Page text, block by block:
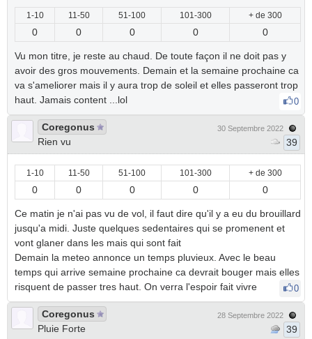
1-10 11-50 51-100 101-300 + de 300
0 0 0 0 0
Vu mon titre, je reste au chaud. De toute façon il ne doit pas y
avoir des gros mouvements. Demain et la semaine prochaine ca
va s'ameliorer mais il y aura trop de soleil et elles passeront trop
haut. Jamais content ...lol
0
Coregonus
Rien vu
30 Septembre 2022
39
1-10 11-50 51-100 101-300 + de 300
0 0 0 0 0
Ce matin je n'ai pas vu de vol, il faut dire qu'il y a eu du brouillard
jusqu'a midi. Juste quelques sedentaires qui se promenent et
vont glaner dans les mais qui sont fait
Demain la meteo annonce un temps pluvieux. Avec le beau
temps qui arrive semaine prochaine ca devrait bouger mais elles
risquent de passer tres haut. On verra l'espoir fait vivre
0
Coregonus
Pluie Forte
28 Septembre 2022
39